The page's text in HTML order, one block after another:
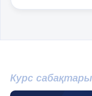
Курс сабақтары